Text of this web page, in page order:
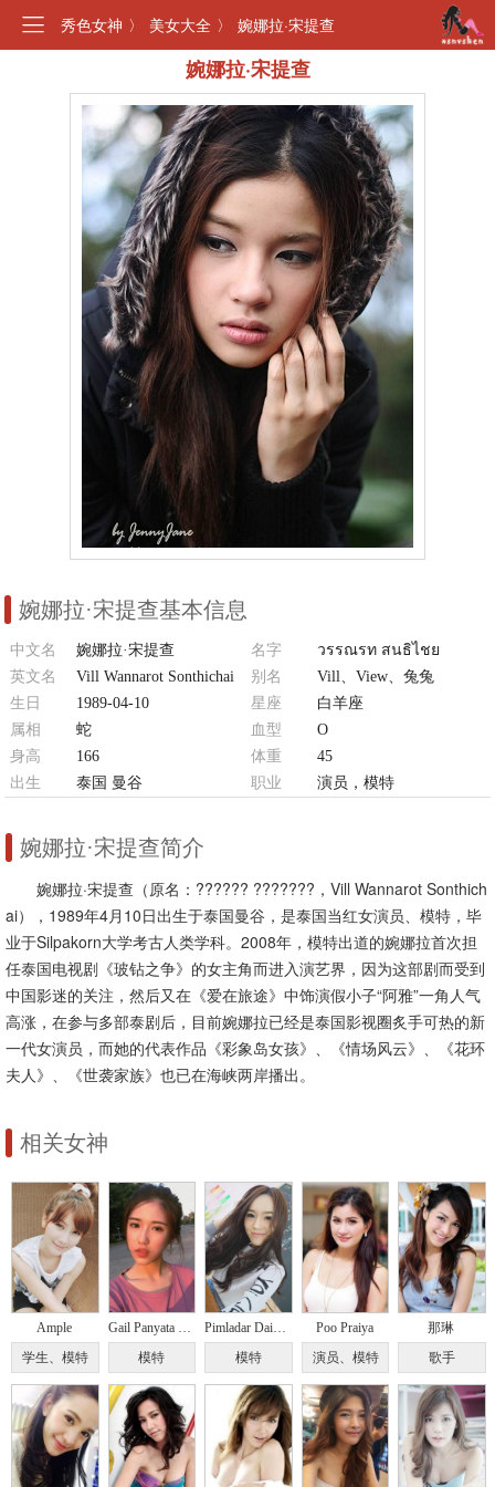
秀色女神 〉 美女大全 〉 婉娜拉·宋提查
婉娜拉·宋提查
婉娜拉·宋提查基本信息
中文名 婉娜拉·宋提查 名字
วรรณรท สนธิไชย
英文名
Vill Wannarot Sonthichai 别名
Vill、View、兔兔
生日
1989-04-10 星座
白羊座
属相
蛇 血型
O
身高
166 体重
45
出生
泰国 曼谷 职业 演员，模特
婉娜拉·宋提查简介
婉娜拉·宋提查（原名：?????? ???????，Vill Wannarot Sonthich
ai），1989年4月10日出生于泰国曼谷，是泰国当红女演员、模特，毕
业于Silpakorn大学考古人类学科。2008年，模特出道的婉娜拉首次担
任泰国电视剧《玻钻之争》的女主角而进入演艺界，因为这部剧而受到
中国影迷的关注，然后又在《爱在旅途》中饰演假小子“阿雅”一角人气
高涨，在参与多部泰剧后，目前婉娜拉已经是泰国影视圈炙手可热的新
一代女演员，而她的代表作品《彩象岛女孩》、《情场风云》、《花环
夫人》、《世袭家族》也已在海峡两岸播出。
相关女神
Ample
学生、模特
Gail Panyata Kowwilaisang
模特
Pimladar Daiyy Wawtaisong
模特
Poo Praiya
演员、模特
那琳
歌手